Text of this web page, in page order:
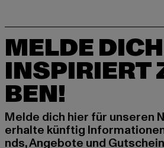
MELDE
INSPIRIERT
BEN!
Melde dich hier für unseren
erhalte künftig
nds, Angebote und